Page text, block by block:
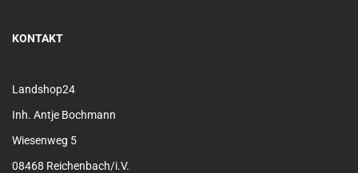
KONTAKT
Landshop24
Inh. Antje Bochmann
Wiesenweg 5
08468 Reichenbach/i.V.